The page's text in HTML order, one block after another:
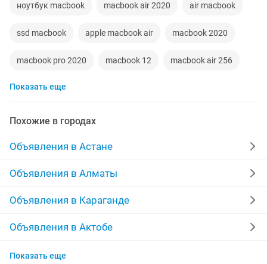
ноутбук macbook macbook air 2020 air macbook
ssd macbook apple macbook air macbook 2020
macbook pro 2020 macbook 12 macbook air 256
macbook air 2022
Показать еще
Похожие в городах
Объявления в Астане
Объявления в Алматы
Объявления в Караганде
Объявления в Актобе
Объявления в Актау
Показать еще